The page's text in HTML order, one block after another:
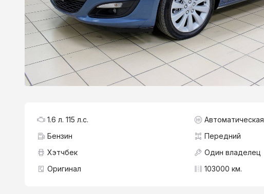
1.6 л. 115 л.с.
Автоматическая
Бензин
Передний
Хэтчбек
Один владелец
Оригинал
103000 км.